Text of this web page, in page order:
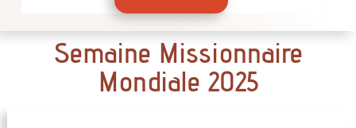
Semaine Missionnaire
Mondiale 2025